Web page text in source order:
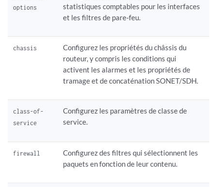
options
statistiques comptables pour les interfaces
et les filtres de pare-feu.
chassis
Configurez les propriétés du châssis du
routeur, y compris les conditions qui
activent les alarmes et les propriétés de
tramage et de concaténation SONET/SDH.
class-of-
service
Configurez les paramètres de classe de
service.
firewall
Configurez des filtres qui sélectionnent les
paquets en fonction de leur contenu.